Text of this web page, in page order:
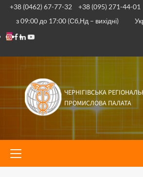
+38 (0462) 67-77-32 +38 (095) 271-44-01
з 09:00 до 17:00 (Сб,Нд – вихідні)
ЧЕРНІГІВСЬКА
ПРОМИСЛОВА ПАЛАТА